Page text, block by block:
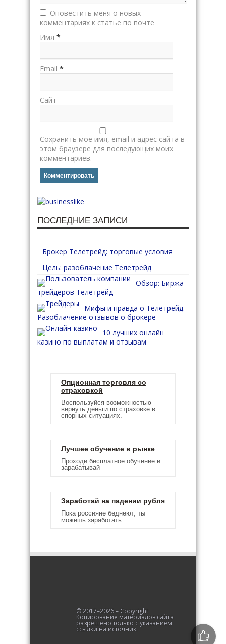
Оповестить меня о новых
комментариях к статье по почте
Имя *
Email *
Сайт
Сохранить моё имя, email и адрес сайта в
этом браузере для последующих моих
комментариев.
ПОСЛЕДНИЕ ЗАПИСИ
Брокер Телетрейд: торговые условия
Цель: разоблачение Телетрейд
Обзор: Биржа
трейдеров Телетрейд
Мифы и правда о Телетрейд.
Разоблачение отзывов о брокере
10 лучших онлайн
казино по выплатам и отзывам
Опционная торговля со
страховкой
Воспользуйся возможностью
вернуть деньги по страховке в
спорных ситуациях.
Лучшее обучение в рынке
Проходи бесплатное обучение и
зарабатывай
Заработай на падении рубля
Пока россияне беднеют, ты
можешь заработать.
© 2017–2026 – Copyright
Копирование материалов сайта
разрешено только с указанием
ссылки на источник.